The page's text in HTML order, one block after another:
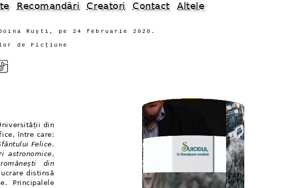
Recomandări Creatori Contact Altele
Ruști, pe 24 februarie 2020.
de Ficțiune
din
între care:
Felice.
astronomice,
din
distinsă
Principalele